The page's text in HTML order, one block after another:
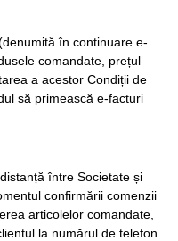
în continuare e-
comandate, prețul
a acestor Condiții de
să primească e-facturi
între Societate și
confirmării comenzii
articolelor comandate,
la numărul de telefon